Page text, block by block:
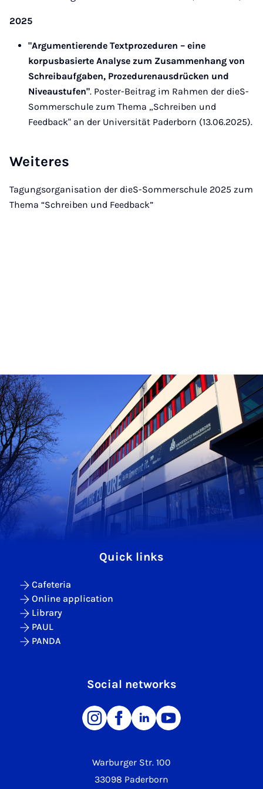
2025
"Argumentierende Textprozeduren – eine
korpusbasierte Analyse zum Zusammenhang von
Schreibaufgaben, Prozedurenausdrücken und
Niveaustufen". Poster-Beitrag im Rahmen der dieS-
Sommerschule zum Thema „Schreiben und
Feedback" an der Universität Paderborn (13.06.2025).
Weiteres
Tagungsorganisation der dieS-Sommerschule 2025 zum
Thema “Schreiben und Feedback”
Warburger Str. 100
33098 Paderborn
Quick links
Cafeteria
Online application
Library
PAUL
PANDA
Social networks